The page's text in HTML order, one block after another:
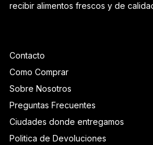
Contacto
Como Comprar
Sobre Nosotros
Preguntas Frecuentes
Ciudades donde entregamos
Politica de Devoluciones
recibir alimentos frescos y de